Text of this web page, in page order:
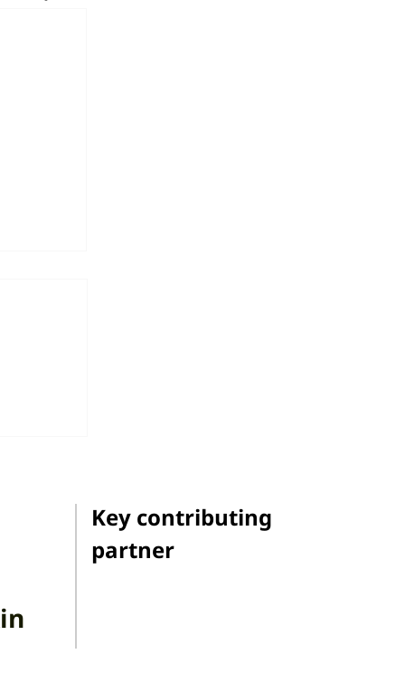
Key contributing
partner